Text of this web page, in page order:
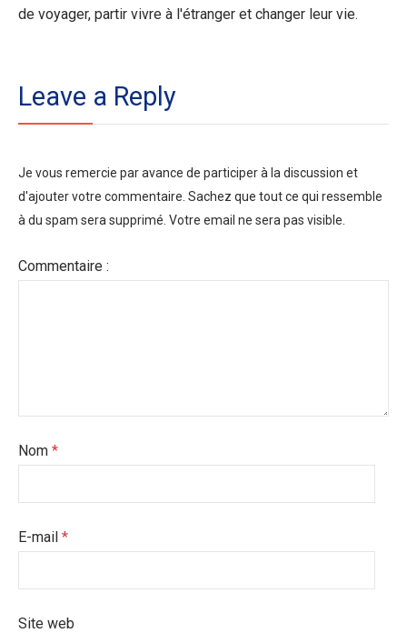
de voyager, partir vivre à l'étranger et changer leur vie.
Leave a Reply
Je vous remercie par avance de participer à la discussion et
d'ajouter votre commentaire. Sachez que tout ce qui ressemble
à du spam sera supprimé. Votre email ne sera pas visible.
Commentaire :
Nom *
E-mail *
Site web